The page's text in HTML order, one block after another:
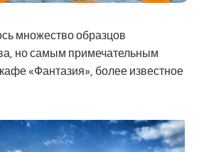
множество образцов
но самым примечательным
«Фантазия», более известное